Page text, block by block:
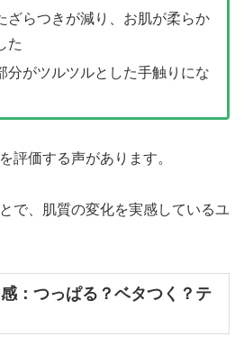
ざらつきが減り、お肌が柔らか
た
分がツルツルとした手触りにな
評価する声があります。
で、肌質の変化を実感しているユ
：つっぱる？ベタつく？テ